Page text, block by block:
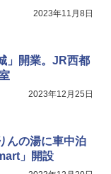
ン 山善] 傘みたいに
とテント キューブワ
設置 ポップアップ
クルベージュ
ント 透けない【換気
UVカット 防水 防災
2023年11月8日
」開業。JR西都
2023年12月25日
んの湯に車中泊
」開設